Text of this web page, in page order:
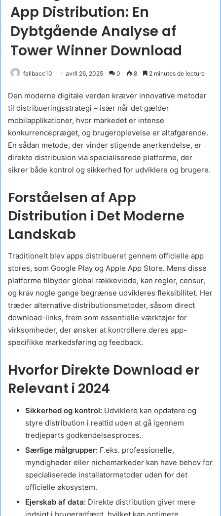
App Distribution: En
Dybtgående Analyse af
Tower Winner Download
fallbacc10 avril 26, 2025 0 8 2 minutes de lecture
Den moderne digitale verden kræver innovative metoder
til distribueringsstrategi – især når det gælder
mobilapplikationer, hvor markedet er intense
konkurrencepræget, og brugeroplevelse er altafgørende.
En sådan metode, der vinder stigende anerkendelse, er
direkte distribusion via specialiserede platforme, der
sikrer både kontrol og sikkerhed for udviklere og brugere.
Forståelsen af App
Distribution i Det Moderne
Landskab
Traditionelt blev apps distribueret gennem officielle app
stores, som Google Play og Apple App Store. Mens disse
platforme tilbyder global rækkevidde, kan regler, censur,
og krav nogle gange begrænse udvikleres fleksibilitet. Her
træder alternative distributionsmetoder, såsom direct
download-links, frem som essentielle værktøjer for
virksomheder, der ønsker at kontrollere deres app-
specifikke markedsføring og feedback.
Hvorfor Direkte Download er
Relevant i 2024
Sikkerhed og kontrol: Udviklere kan opdatere og
styre distribution i realtid uden at gå igennem
tredjeparts godkendelsesproces.
Særlige målgrupper: F.eks. professionelle,
myndigheder eller nichemarkeder kan have behov for
specialiserede installatormetoder uden for det
officielle økosystem.
Ejerskab af data: Direkte distribution giver mere